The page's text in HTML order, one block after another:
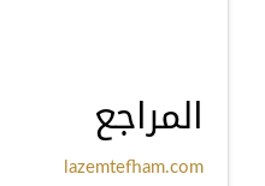
المراجع
lazemtefham.com